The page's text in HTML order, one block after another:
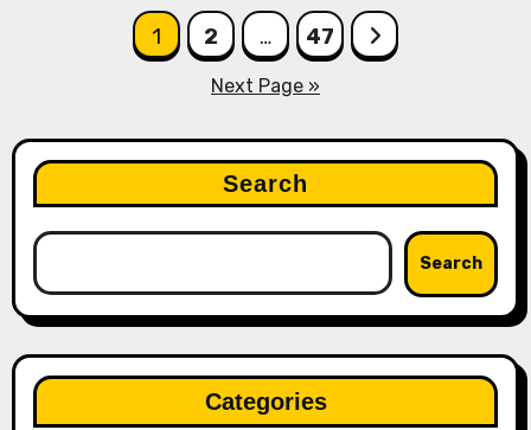
1 2 … 47
Next Page »
Search
Search
Categories